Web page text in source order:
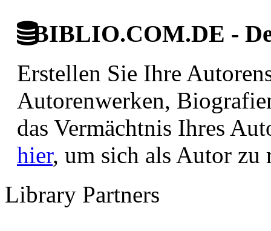
BIBLIO.COM.DE -
Erstellen Sie Ihre
Autorenwerken,
das Vermächtnis Ihres
hier, um sich als Autor zu
Library Partners